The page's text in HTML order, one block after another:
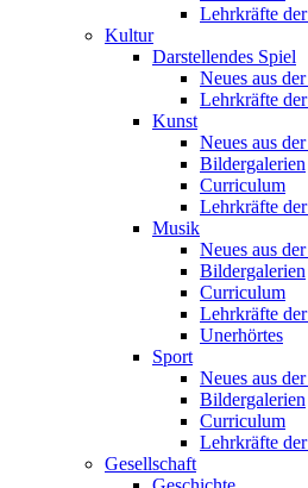
Lehrkräfte
Kultur
Darstellendes Spiel
Neues aus
Lehrkräfte
Kunst
Neues aus
Bildergalerien
Curriculum
Lehrkräfte
Musik
Neues aus
Bildergalerien
Curriculum
Lehrkräfte
Unerhörtes
Sport
Neues aus
Bildergalerien
Curriculum
Lehrkräfte
Gesellschaft